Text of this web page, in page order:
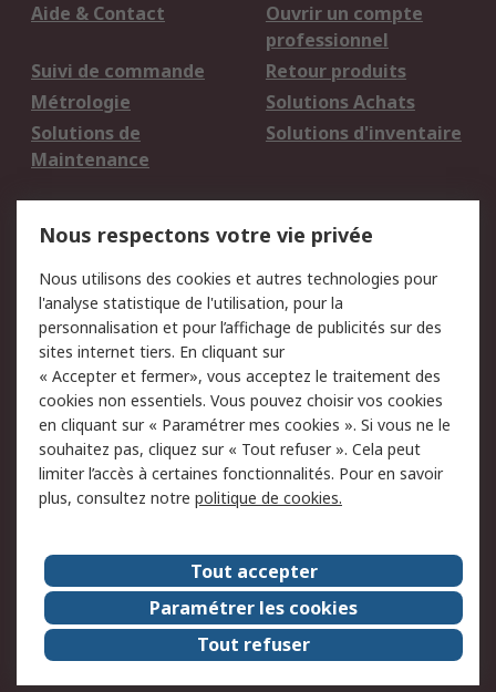
Aide & Contact
Ouvrir un compte
professionnel
Suivi de commande
Retour produits
Métrologie
Solutions Achats
Solutions de
Maintenance
Solutions d'inventaire
du site
Politique de protection
des données - Mise à
jour
Sécurité des E-mails
Conditions générales
de vente
Politique anti-
corruption
Campagnes marketing
A propos de RS
A propos de RS France
Evénements
Le groupe RS Group Plc
Presse
RS dans le monde
Démarche RSE
Nous rejoindre
RS Particuliers
Nous respectons votre vie privée
Nous utilisons des cookies et autres technologies pour
l'analyse statistique de l'utilisation, pour la
personnalisation et pour l’affichage de publicités sur des
sites internet tiers. En cliquant sur
« Accepter et fermer», vous acceptez le traitement des
cookies non essentiels. Vous pouvez choisir vos cookies
en cliquant sur « Paramétrer mes cookies ». Si vous ne le
souhaitez pas, cliquez sur « Tout refuser ». Cela peut
limiter l’accès à certaines fonctionnalités. Pour en savoir
plus, consultez notre politique de cookies.
Tout accepter
Paramétrer les cookies
Tout refuser